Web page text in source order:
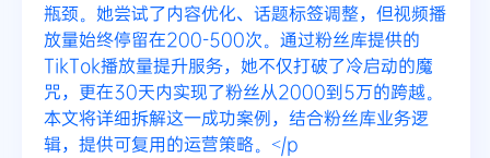
瓶颈。她尝试了内容优化、话题标签调整，但视频播
放量始终停留在200-500次。通过粉丝库提供的
TikTok播放量提升服务，她不仅打破了冷启动的魔
咒，更在30天内实现了粉丝从2000到5万的跨越。
本文将详细拆解这一成功案例，结合粉丝库业务逻
辑，提供可复用的运营策略。</p